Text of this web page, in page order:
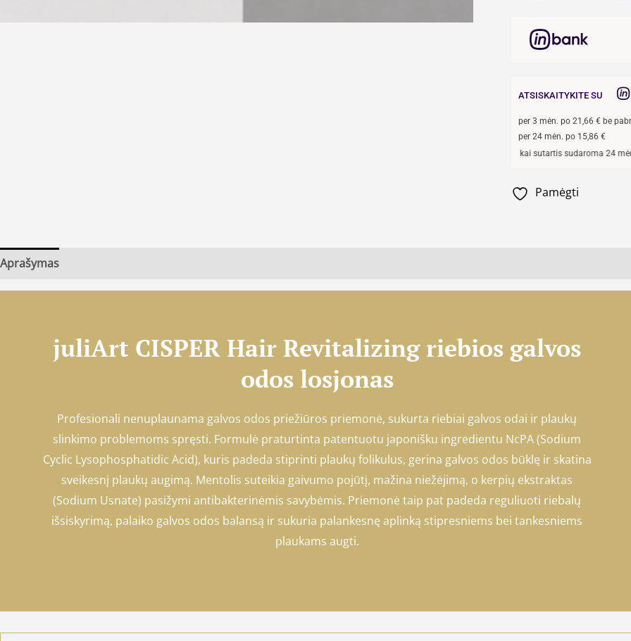
ATSISKAITYKITE SU
per 3 mėn. po 21,66 € be
per 24 mėn. po 15,86 €
€, kai sutartis sudaroma 24 mėn. terminui,
Pamėgti
Aprašymas
juliArt CISPER Hair Revitalizing riebios galvos
odos losjonas
Profesionali nenuplaunama galvos odos priežiūros priemonė, sukurta riebiai galvos odai ir plaukų
slinkimo problemoms spręsti. Formulė praturtinta patentuotu japonišku ingredientu NcPA (Sodium
Cyclic Lysophosphatidic Acid), kuris padeda stiprinti plaukų folikulus, gerina galvos odos būklę ir skatina
sveikesnį plaukų augimą. Mentolis suteikia gaivumo pojūtį, mažina niežėjimą, o kerpių ekstraktas
(Sodium Usnate) pasižymi antibakterinėmis savybėmis. Priemonė taip pat padeda reguliuoti riebalų
išsiskyrimą, palaiko galvos odos balansą ir sukuria palankesnę aplinką stipresniems bei tankesniems
plaukams augti.